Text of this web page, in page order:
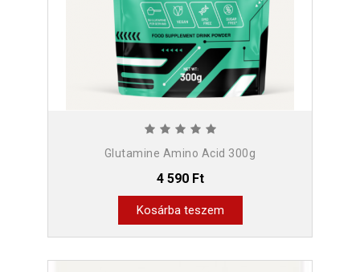
Glutamine Amino Acid 300g
4 590 Ft
Kosárba teszem